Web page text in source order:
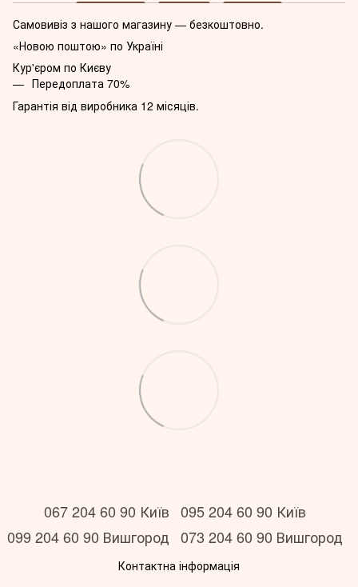
Самовивіз з нашого магазину — безкоштовно.
«Новою поштою» по Україні
Кур'єром по Києву
Передоплата 70%
Гарантія від виробника 12 місяців.
067 204 60 90 Київ 095 204 60 90 Київ
099 204 60 90 Вишгород 073 204 60 90 Вишгород
Контактна інформація